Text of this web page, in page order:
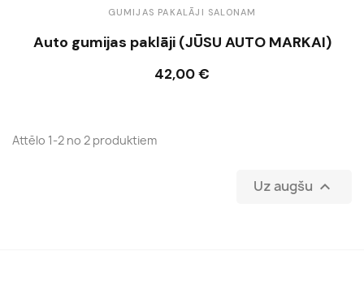
GUMIJAS PAKALĀJI SALONAM
Auto gumijas paklāji (JŪSU AUTO MARKAI)
42,00 €
Ielikt grozā
Attēlo 1-2 no 2 produktiem
Uz augšu 